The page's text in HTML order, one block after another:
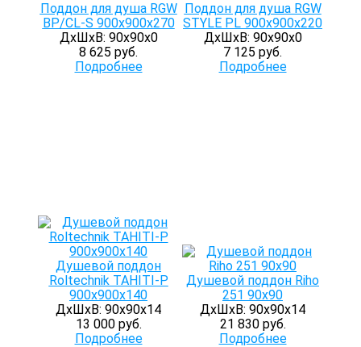
Поддон для душа RGW
BP/CL-S 900х900х270
ДхШхВ: 90х90х0
8 625 руб.
Подробнее
Поддон для душа RGW
STYLE PL 900х900х220
ДхШхВ: 90х90х0
7 125 руб.
Подробнее
Душевой поддон
Roltechnik TAHITI-P
900х900х140
ДхШхВ: 90х90х14
13 000 руб.
Подробнее
Душевой поддон Riho
251 90x90
ДхШхВ: 90х90х14
21 830 руб.
Подробнее